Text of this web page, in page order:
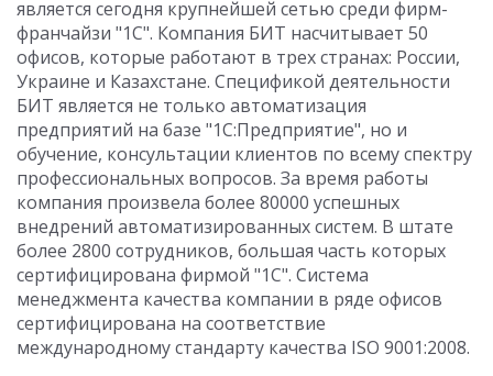
является сегодня крупнейшей сетью среди фирм-
франчайзи "1С". Компания БИТ насчитывает 50
офисов, которые работают в трех странах: России,
Украине и Казахстане. Спецификой деятельности
БИТ является не только автоматизация
предприятий на базе "1С:Предприятие", но и
обучение, консультации клиентов по всему спектру
профессиональных вопросов. За время работы
компания произвела более 80000 успешных
внедрений автоматизированных систем. В штате
более 2800 сотрудников, большая часть которых
сертифицирована фирмой "1С". Система
менеджмента качества компании в ряде офисов
сертифицирована на соответствие
международному стандарту качества ISO 9001:2008.